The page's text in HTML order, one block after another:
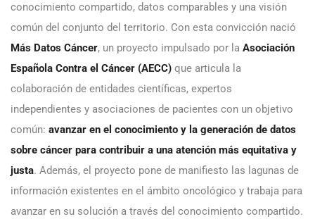
conocimiento compartido, datos comparables y una visión
común del conjunto del territorio. Con esta convicción nació
Más Datos Cáncer, un proyecto impulsado por la Asociación
Española Contra el Cáncer (AECC) que articula la
colaboración de entidades científicas, expertos
independientes y asociaciones de pacientes con un objetivo
común: avanzar en el conocimiento y la generación de datos
sobre cáncer para contribuir a una atención más equitativa y
justa. Además, el proyecto pone de manifiesto las lagunas de
información existentes en el ámbito oncológico y trabaja para
avanzar en su solución a través del conocimiento compartido.